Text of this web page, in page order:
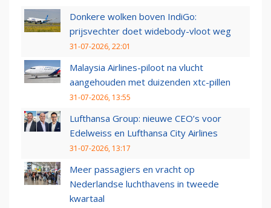
Donkere wolken boven IndiGo:
prijsvechter doet widebody-vloot weg
31-07-2026, 22:01
Malaysia Airlines-piloot na vlucht
aangehouden met duizenden xtc-pillen
31-07-2026, 13:55
Lufthansa Group: nieuwe CEO’s voor
Edelweiss en Lufthansa City Airlines
31-07-2026, 13:17
Meer passagiers en vracht op
Nederlandse luchthavens in tweede
kwartaal